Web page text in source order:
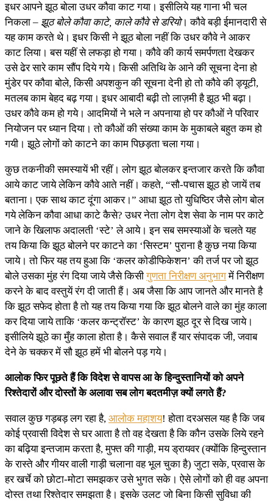
इधर आपने झूठ बोला उधर कौवा काट गया। इसीलिये यह गाना भी चल
निकला – झूठ बोले कौवा काटे, काले कौवे से डरियो। कौवे बड़ी ईमानदारी से
यह काम करते थे। इधर किसी ने झूठ बोला नहीं कि उधर कौवे ने आकर
काट लिया। बस यहीं से लफड़ा हो गया। कौवे की कार्य समर्पणता देखकर
उसे ढेर सारे काम सौंप दिये गये। किसी अतिथि के आने की सूचना देना हो
मुंडेर पर कौवा बोले, किसी अपशकुन की सूचना देनी हो तो कौवे की ड्यूटी,
मतलब काम बेहद बढ़ गया। इधर आबादी बढ़ी तो लाज़मी है झूठ भी बढ़ा।
उधर कौवे कम हो गये। आदमियों ने भले न अपनाया हो पर कौओं ने परिवार
नियोजन पर ध्यान दिया। तो कौओं की संख्या काम के मुकाबले बहुत कम हो
गयी। झूठे लोगों को काटने का काम पिछड़ता चला गया।
कुछ तकनीकी समस्यायें भी रहीं। लोग झूठ बोलकर इन्तजार करते कि कौवा
आये काट जाये लेकिन कौवे आते नहीं। कहते, “सौ-पचास झूठ हो जायें तब
बताना। एक साथ काट दूंगा आकर।” आधा झूठ तो युधिष्ठिर जैसे लोग बोल
गये लेकिन कौवा आधा काटे कैसे? उधर नेता लोग देश सेवा के नाम पर काटे
जाने के खिलाफ अदालती ‘स्टे’ ले आये। इन सब समस्याओं के चलते यह
तय किया कि झूठ बोलने पर काटने का ‘सिस्टम’ पुराना है कुछ नया किया
जाये। तो फिर यह तय हुआ कि ‘कलर कोडीफिकेशन’ की तर्ज पर जो झूठ
बोले उसका मुंह रंग दिया जाये जैसे किसीगुणता निरीक्षण अनुभागमें निरीक्षण
करने के बाद वस्तुयें रंग दी जाती हैं। अब जैसा कि आप जानते और मानते है
कि झूठ सफेद होता है तो यह तय किया गया कि झूठ बोलने वाले का मुंह काला
कर दिया जाये ताकि ‘कलर कन्ट्रॉस्ट’ के कारण झूठ दूर से दिख जाये।
इसीलिये झूठे का मुँह काला होता है। कैसे सवाल हैं यार संपादक जी, जवाब
देने के चक्कर में सौ झूठ हमें भी बोलने पड़ गये।
आलोक फिर पूछते हैं कि विदेश से वापस आ के हिन्दुस्तानियों को अपने
रिश्तेदारों और दोस्तों के अलावा सब लोग बदतमीज़ क्यों लगते हैं?
सवाल कुछ गड़बड़ लग रहा है, आलोक महाशय! होता दरअसल यह है कि जब
कोई प्रवासी विदेश से घर आता है तो वह देखता है कि कौन उसके लिये रहने
का बढ़िया इन्तजाम करता है, मुफ्त की गाड़ी, मय ड्रायवर (क्योंकि हिन्दुस्तान
के रास्ते और गीयर वाली गाड़ी चलाना वह भूल चुका है) जुटा सके, प्रवास के
हर खर्चे को छोटा-मोटा समझकर उसे भुगत सके। ऐसे लोगों को ही वह अपना
दोस्त तथा रिश्तेदार समझता है। इसके उलट जो बिना किसी सुविधा की